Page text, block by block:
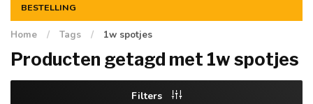
BESTELLING
Home / Tags / 1w spotjes
Producten getagd met 1w spotjes
Filters